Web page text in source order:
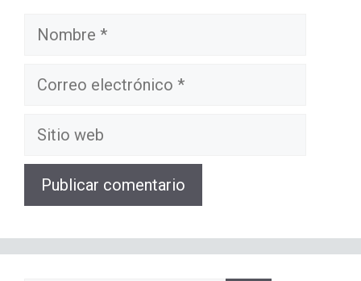
Nombre
Correo
Sitio